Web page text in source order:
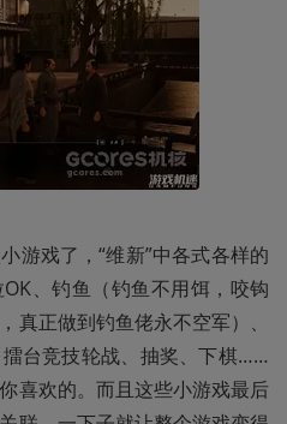
游戏了，“维新”中各式各样的
、钓鱼（钓鱼不用饵，咬钩
真正做到钓鱼佬永不空军）、
台竞技轮战、抽奖、下棋……
喜欢的。而且这些小游戏最后